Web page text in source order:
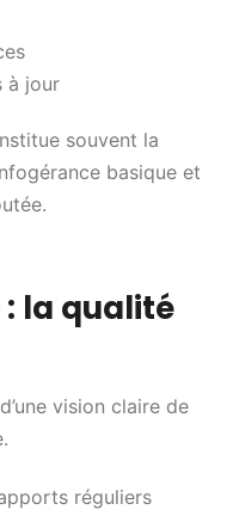
à jour
souvent la
basique et
la qualité
vision claire de
réguliers